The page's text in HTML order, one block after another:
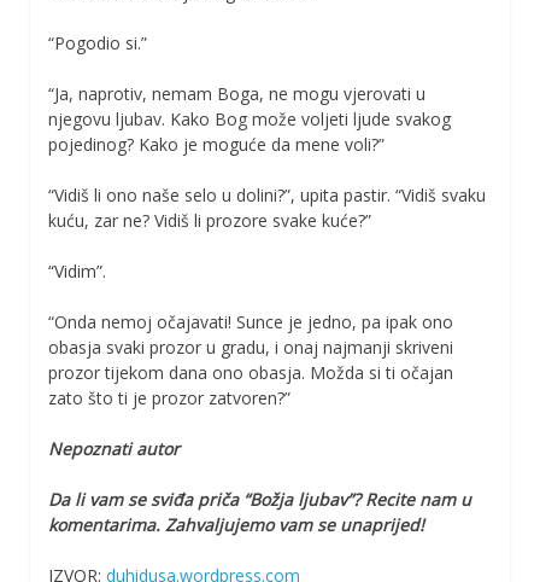
“Pogodio si.”
“Ja, naprotiv, nemam Boga, ne mogu vjerovati u
njegovu ljubav. Kako Bog može voljeti ljude svakog
pojedinog? Kako je moguće da mene voli?”
“Vidiš li ono naše selo u dolini?”, upita pastir. “Vidiš svaku
kuću, zar ne? Vidiš li prozore svake kuće?”
“Vidim”.
“Onda nemoj očajavati! Sunce je jedno, pa ipak ono
obasja svaki prozor u gradu, i onaj najmanji skriveni
prozor tijekom dana ono obasja. Možda si ti očajan
zato što ti je prozor zatvoren?”
Nepoznati autor
Da li vam se sviđa priča “Božja ljubav”? Recite nam u
komentarima. Zahvaljujemo vam se unaprijed!
IZVOR: duhidusa.wordpress.com